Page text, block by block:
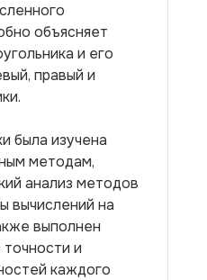
объясняет
и его
правый и
была изучена
методам,
анализ методов
вычислений на
выполнен
и
каждого